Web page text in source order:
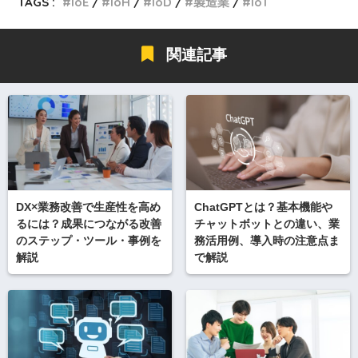
関連記事
DX×業務改善で生産性を高め
るには？成果につながる改善
のステップ・ツール・事例を
解説
ChatGPTとは？基本機能や
チャットボットとの違い、業
務活用例、導入時の注意点ま
で解説